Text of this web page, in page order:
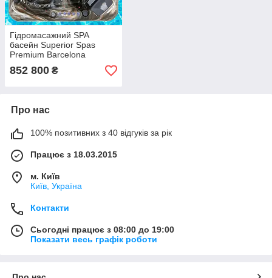
Гідромасажний SPA
басейн Superior Spas
Premium Barcelona
(MIDNIGHT CANYON)
Великобританія
852 800 ₴
Про нас
100% позитивних з 40 відгуків за рік
Працює з 18.03.2015
м. Київ
Київ, Україна
Контакти
Сьогодні працює з 08:00 до 19:00
Показати весь графік роботи